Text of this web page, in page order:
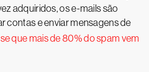
adquiridos, os e-mails são
contas e enviar mensagens de
que mais de 80% do spam vem